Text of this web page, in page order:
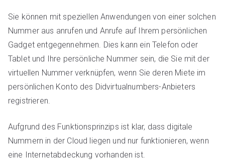
Sie können mit speziellen Anwendungen von einer solchen
Nummer aus anrufen und Anrufe auf Ihrem persönlichen
Gadget entgegennehmen. Dies kann ein Telefon oder
Tablet und Ihre persönliche Nummer sein, die Sie mit der
virtuellen Nummer verknüpfen, wenn Sie deren Miete im
persönlichen Konto des Didvirtualnumbers-Anbieters
registrieren.
Aufgrund des Funktionsprinzips ist klar, dass digitale
Nummern in der Cloud liegen und nur funktionieren, wenn
eine Internetabdeckung vorhanden ist.